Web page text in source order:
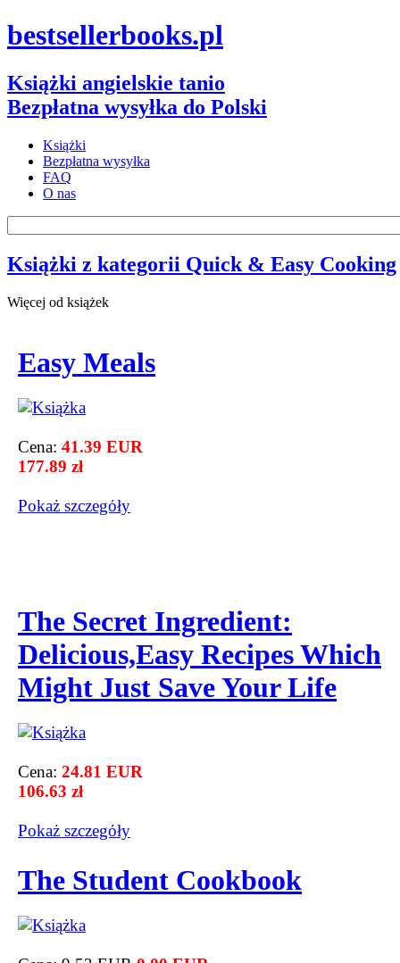
bestsellerbooks.pl
Książki angielskie tanio
Bezpłatna wysyłka do Polski
Książki
Bezpłatna wysyłka
FAQ
O nas
Książki z kategorii Quick & Easy Cooking
Więcej od książek
Easy Meals
Cena: 41.39 EUR
177.89 zł
Pokaż szczegόły
The Secret Ingredient:
Delicious,Easy Recipes Which
Might Just Save Your Life
Cena: 24.81 EUR
106.63 zł
Pokaż szczegόły
The Student Cookbook